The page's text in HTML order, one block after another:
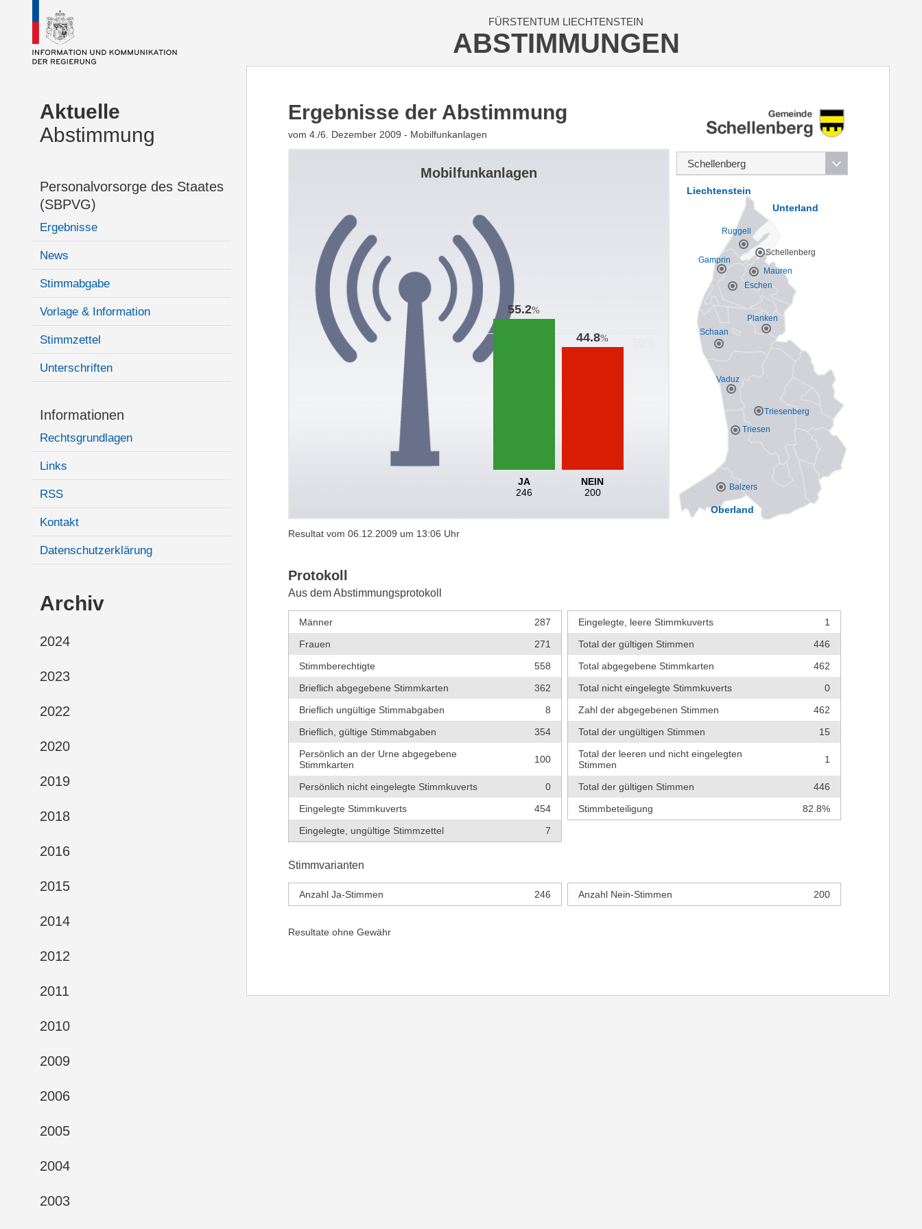
FÜRSTENTUM LIECHTENSTEIN
ABSTIMMUNGEN
Aktuelle
Abstimmung
Personalvorsorge des Staates
(SBPVG)
Ergebnisse
News
Stimmabgabe
Vorlage & Information
Stimmzettel
Unterschriften
Informationen
Rechtsgrundlagen
Links
RSS
Kontakt
Datenschutzerklärung
Archiv
2024
2023
2022
2020
2019
2018
2016
2015
2014
2012
2011
2010
2009
2006
2005
2004
2003
Vaduz
Balzers
Planken
Schaan
Triesen
Triesenberg
Eschen
Gamprin
Mauren
Ruggell
Schellenberg
Oberland
Unterland
Liechtenstein
Ergebnisse der Abstimmung
vom 4./6. Dezember 2009 - Mobilfunkanlagen
Mobilfunkanlagen
55.2%
JA
246
44.8%
NEIN
200
Resultat vom 06.12.2009 um 13:06 Uhr
Protokoll
Aus dem Abstimmungsprotokoll
Männer
287
Frauen
271
Stimmberechtigte
558
Brieflich abgegebene Stimmkarten
362
Brieflich ungültige Stimmabgaben
8
Brieflich, gültige Stimmabgaben
354
Persönlich an der Urne abgegebene
Stimmkarten
100
Persönlich nicht eingelegte Stimmkuverts
0
Eingelegte Stimmkuverts
454
Eingelegte, ungültige Stimmzettel
7
Eingelegte, leere Stimmkuverts
1
Total der gültigen Stimmen
446
Total abgegebene Stimmkarten
462
Total nicht eingelegte Stimmkuverts
0
Zahl der abgegebenen Stimmen
462
Total der ungültigen Stimmen
15
Total der leeren und nicht eingelegten
Stimmen
1
Total der gültigen Stimmen
446
Stimmbeteiligung
82.8%
Stimmvarianten
Anzahl Ja-Stimmen 246 Anzahl Nein-Stimmen 200
Resultate ohne Gewähr